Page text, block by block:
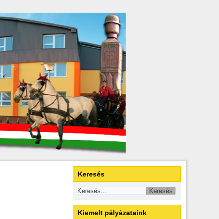
Keresés
Kiemelt pályázataink